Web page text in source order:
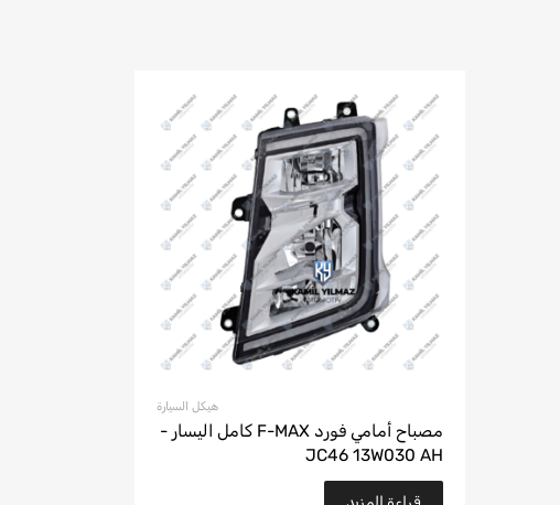
هيكل السيارة
مصباح أمامي فورد F-MAX كامل اليسار -
JC46 13W030 AH